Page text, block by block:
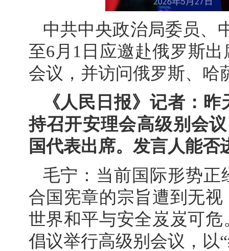
中共中央政治局委员、
至6月1日应邀赴俄罗斯
会议，并访问俄罗斯、哈
《人民日报》记者：
持召开安理会高级别会
国代表出席。发言人能否
毛宁：当前国际形势正
合国宪章的宗旨遭到无
世界和平与安全岌岌可
倡议举行高级别会议，以